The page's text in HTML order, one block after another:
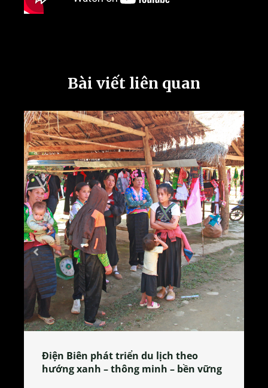
Bài viết liên quan
Làng làm bánh tẻ Phú Nhi – nơi lan
tỏa đặc sản xứ Đoài